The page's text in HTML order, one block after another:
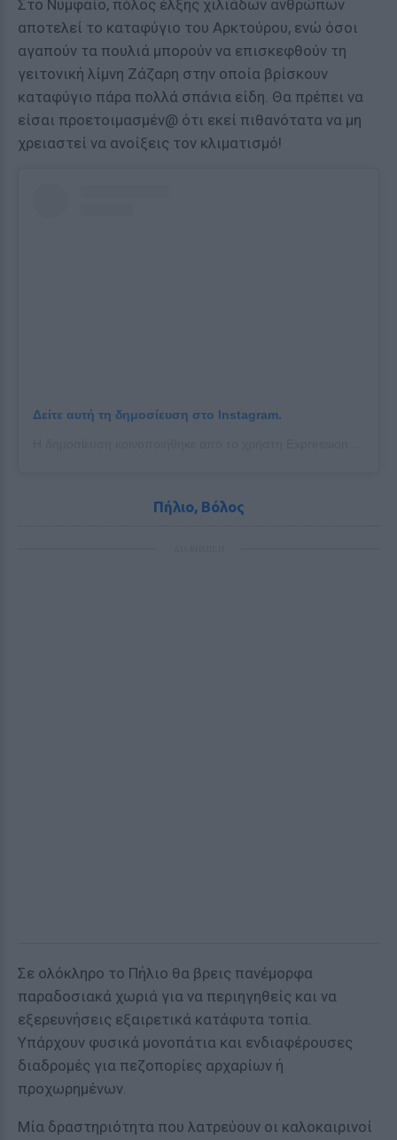
Στο Νυμφαίο, πόλος έλξης χιλιάδων ανθρώπων
αποτελεί το καταφύγιο του Αρκτούρου, ενώ όσοι
αγαπούν τα πουλιά μπορούν να επισκεφθούν τη
γειτονική λίμνη Ζάζαρη στην οποία βρίσκουν
καταφύγιο πάρα πολλά σπάνια είδη. Θα πρέπει να
είσαι προετοιμασμέν@ ότι εκεί πιθανότατα να μη
χρειαστεί να ανοίξεις τον κλιματισμό!
Δείτε αυτή τη δημοσίευση στο Instagram.
Πήλιο, Βόλος
Σε ολόκληρο το Πήλιο θα βρεις πανέμορφα
παραδοσιακά χωριά για να περιηγηθείς και να
εξερευνήσεις εξαιρετικά κατάφυτα τοπία.
Υπάρχουν φυσικά μονοπάτια και ενδιαφέρουσες
διαδρομές για πεζοπορίες αρχαρίων ή
προχωρημένων.
Μία δραστηριότητα που λατρεύουν οι καλοκαιρινοί